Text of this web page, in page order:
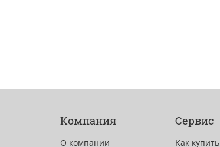
Компания
О компании
Сервис
Как купить